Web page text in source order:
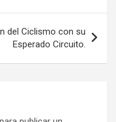
del Ciclismo con su
Esperado Circuito.